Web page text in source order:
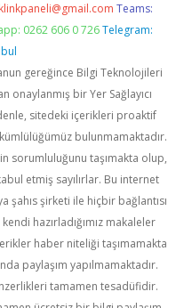
Teams:
0262 606 0 726 Telegram:
gereğince Bilgi Teknolojileri
onaylanmış bir Yer Sağlayıcı
sitedeki içerikleri proaktif
bulunmamaktadır.
sorumluluğunu taşımakta olup,
etmiş sayılırlar. Bu internet
şahıs şirketi ile hiçbir bağlantısı
hazırladığımız makaleler
haber niteliği taşımamakta
paylaşım yapılmamaktadır.
tamamen tesadüfidir.